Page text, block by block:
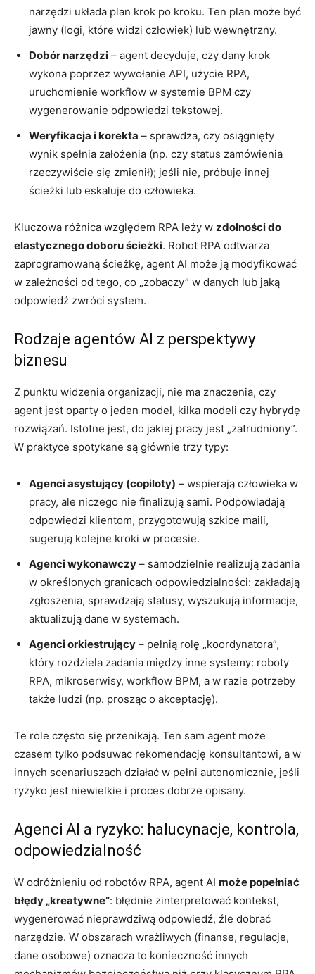
narzędzi układa plan krok po kroku. Ten plan może być
jawny (logi, które widzi człowiek) lub wewnętrzny.
Dobór narzędzi – agent decyduje, czy dany krok
wykona poprzez wywołanie API, użycie RPA,
uruchomienie workflow w systemie BPM czy
wygenerowanie odpowiedzi tekstowej.
Weryfikacja i korekta – sprawdza, czy osiągnięty
wynik spełnia założenia (np. czy status zamówienia
rzeczywiście się zmienił); jeśli nie, próbuje innej
ścieżki lub eskaluje do człowieka.
Kluczowa różnica względem RPA leży w zdolności do
elastycznego doboru ścieżki. Robot RPA odtwarza
zaprogramowaną ścieżkę, agent AI może ją modyfikować
w zależności od tego, co „zobaczy” w danych lub jaką
odpowiedź zwróci system.
Rodzaje agentów AI z perspektywy
biznesu
Z punktu widzenia organizacji, nie ma znaczenia, czy
agent jest oparty o jeden model, kilka modeli czy hybrydę
rozwiązań. Istotne jest, do jakiej pracy jest „zatrudniony”.
W praktyce spotykane są głównie trzy typy:
Agenci asystujący (copiloty) – wspierają człowieka w
pracy, ale niczego nie finalizują sami. Podpowiadają
odpowiedzi klientom, przygotowują szkice maili,
sugerują kolejne kroki w procesie.
Agenci wykonawczy – samodzielnie realizują zadania
w określonych granicach odpowiedzialności: zakładają
zgłoszenia, sprawdzają statusy, wyszukują informacje,
aktualizują dane w systemach.
Agenci orkiestrujący – pełnią rolę „koordynatora”,
który rozdziela zadania między inne systemy: roboty
RPA, mikroserwisy, workflow BPM, a w razie potrzeby
także ludzi (np. prosząc o akceptację).
Te role często się przenikają. Ten sam agent może
czasem tylko podsuwac rekomendację konsultantowi, a w
innych scenariuszach działać w pełni autonomicznie, jeśli
ryzyko jest niewielkie i proces dobrze opisany.
Agenci AI a ryzyko: halucynacje, kontrola,
odpowiedzialność
W odróżnieniu od robotów RPA, agent AI może popełniać
błędy „kreatywne”: błędnie zinterpretować kontekst,
wygenerować nieprawdziwą odpowiedź, źle dobrać
narzędzie. W obszarach wrażliwych (finanse, regulacje,
dane osobowe) oznacza to konieczność innych